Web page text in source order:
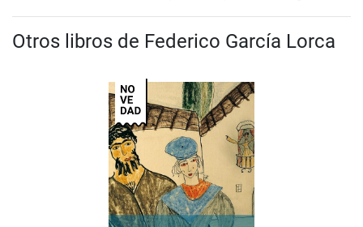
Otros libros de Federico García Lorca